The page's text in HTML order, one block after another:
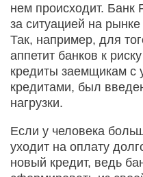
нем происходит. Банк
за ситуацией на
Так, например, для
аппетит банков к
кредиты заемщикам с
кредитами, был
нагрузки.
Если у человека
уходит на оплату
новый кредит, ведь